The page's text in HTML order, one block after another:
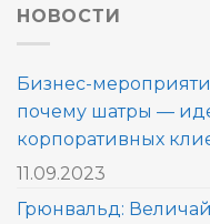
НОВОСТИ
Бизнес-
почему шатры —
корпоративных
11.09.2023
Грюнвальд: